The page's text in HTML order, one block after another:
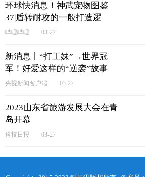
环球快消息！神武宠物图鉴
37|盾转耐攻的一般打造逻
辑！
哔哩哔哩 03-27
新消息丨“打工妹”→世界冠
军！好爱这样的“逆袭”故事
央视新闻客户端 03-27
2023山东省旅游发展大会在青
岛开幕
科技日报 03-27